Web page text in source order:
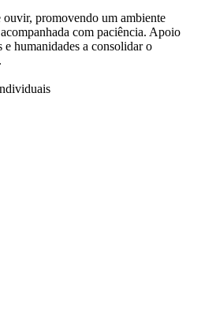
promovendo um ambiente
com paciência. Apoio
e humanidades a consolidar o